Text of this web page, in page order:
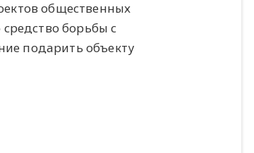
общественных
борьбы с
подарить объекту